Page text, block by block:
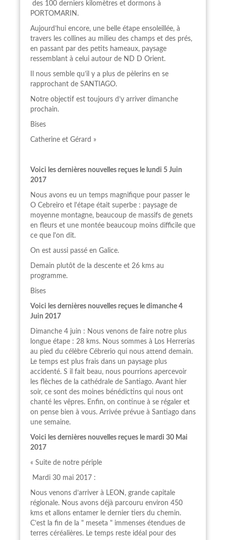
des 100 derniers kilomètres et dormons à
PORTOMARIN.
Aujourd’hui encore, une belle étape ensoleillée, à
travers les collines au milieu des champs et des prés,
en passant par des petits hameaux, paysage
ressemblant à celui autour de ND D Orient.
Il nous semble qu’il y a plus de pèlerins en se
rapprochant de SANTIAGO.
Notre objectif est toujours d’y arriver dimanche
prochain.
Bises
Catherine et Gérard »
Voici les dernières nouvelles reçues le lundi 5 Juin
2017
Nous avons eu un temps magnifique pour passer le
O Cebreiro et l'étape était superbe : paysage de
moyenne montagne, beaucoup de massifs de genets
en fleurs et une montée beaucoup moins difficile que
ce que l'on dit.
On est aussi passé en Galice.
Demain plutôt de la descente et 26 kms au
programme.
Bises
Voici les dernières nouvelles reçues le dimanche 4
Juin 2017
Dimanche 4 juin : Nous venons de faire notre plus
longue étape : 28 kms. Nous sommes à Los Herrerías
au pied du célèbre Cébrerio qui nous attend demain.
Le temps est plus frais dans un paysage plus
accidenté. S il fait beau, nous pourrions apercevoir
les flèches de la cathédrale de Santiago. Avant hier
soir, ce sont des moines bénédictins qui nous ont
chanté les vêpres. Enfin, on continue à se régaler et
on pense bien à vous. Arrivée prévue à Santiago dans
une semaine.
Voici les dernières nouvelles reçues le mardi 30 Mai
2017
« Suite de notre périple
Mardi 30 mai 2017 :
Nous venons d’arriver à LEON, grande capitale
régionale. Nous avons déjà parcouru environ 450
kms et allons entamer le dernier tiers du chemin.
C’est la fin de la " meseta " immenses étendues de
terres céréalières. Le temps reste idéal pour des